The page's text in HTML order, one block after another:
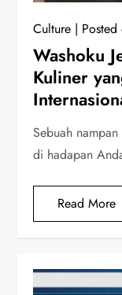
Culture Posted
Washoku
Kuliner
Sebuah
di hadapan
Read More